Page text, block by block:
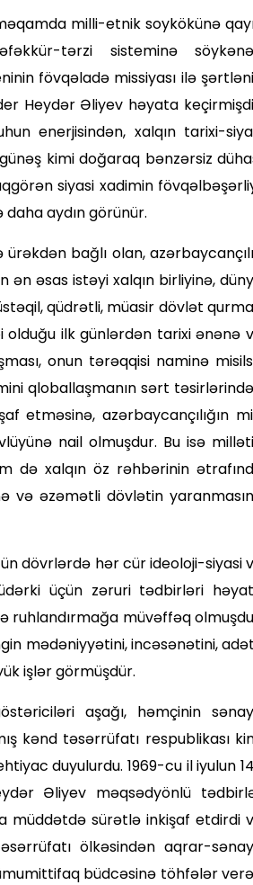
milli-etnik soykökünə
tərzi sisteminə
fövqəladə missiyası ilə
Heydər Əliyev həyata
enerjisindən, xalqın tarixi-
kimi doğaraq bənzərsiz
siyasi xadimin
aydın görünür.
bağlı olan,
əsas istəyi xalqın birliyinə,
qüdrətli, müasir dövlət
ilk günlərdən tarixi ənənə
onun tərəqqisi naminə
qloballaşmanın sərt
etməsinə, azərbaycançılığın
nail olmuşdur. Bu isə
də xalqın öz rəhbərinin
və əzəmətli dövlətin
dövrlərdə hər cür ideoloji-siyasi
üçün zəruri tədbirləri
ruhlandırmağa müvəffəq
mədəniyyətini, incəsənətini,
işlər görmüşdür.
aşa­ğı, həmçinin
kənd təsərrüfatı res­publikası
duyulurdu. 1969-cu il iyulun
Əliyev məqsədyönlü
müddətdə sürətlə inkişaf etdirdi
ölkəsindən aqrar-
büdcəsinə töhfələr